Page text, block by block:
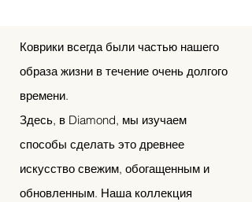
Коврики всегда были частью нашего
образа жизни в течение очень долгого
времени.
Здесь, в Diamond, мы изучаем
способы сделать это древнее
искусство свежим, обогащенным и
обновленным. Наша коллекция